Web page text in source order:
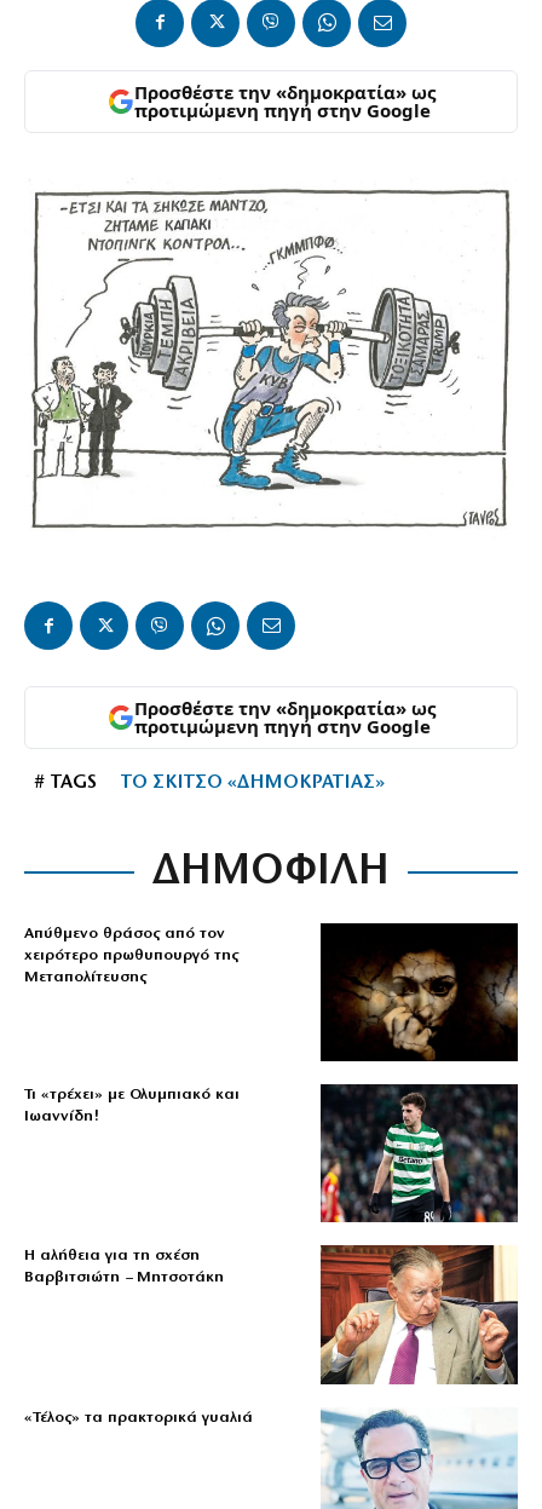
Προσθέστε την «δημοκρατία» ως
προτιμώμενη πηγή στην Google
Προσθέστε την «δημοκρατία» ως
προτιμώμενη πηγή στην Google
# TAGS ΤΟ ΣΚΙΤΣΟ «ΔΗΜΟΚΡΑΤΙΑΣ»
ΔΗΜΟΦΙΛΗ
Απύθμενο θράσος από τον
χειρότερο πρωθυπουργό της
Μεταπολίτευσης
Τι «τρέχει» με Ολυμπιακό και
Ιωαννίδη!
Η αλήθεια για τη σχέση
Βαρβιτσιώτη – Μητσοτάκη
«Τέλος» τα πρακτορικά γυαλιά